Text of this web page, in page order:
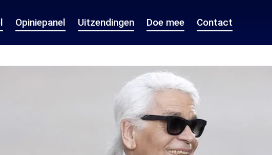
Opiniepanel Uitzendingen Doe mee Contact